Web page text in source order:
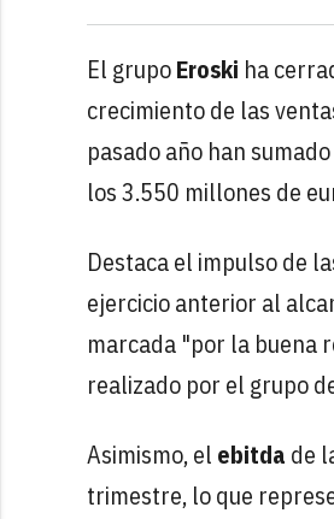
El grupoEroski ha
crecimiento de las
pasado año han
los 3.550 millones de
Destaca el impulso de
ejercicio anterior al
marcada "por la buena
realizado por el grupo
Asimismo, el ebitda de
trimestre, lo que